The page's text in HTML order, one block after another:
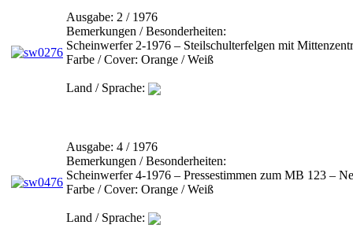
Ausgabe: 2 / 1976
Bemerkungen / Besonderheiten:
Scheinwerfer 2-1976 – Steilschulterfelgen mit
Farbe / Cover: Orange / Weiß
Land / Sprache:
Ausgabe: 4 / 1976
Bemerkungen / Besonderheiten:
Scheinwerfer 4-1976 – Pressestimmen zum MB 123 –
Farbe / Cover: Orange / Weiß
Land / Sprache: